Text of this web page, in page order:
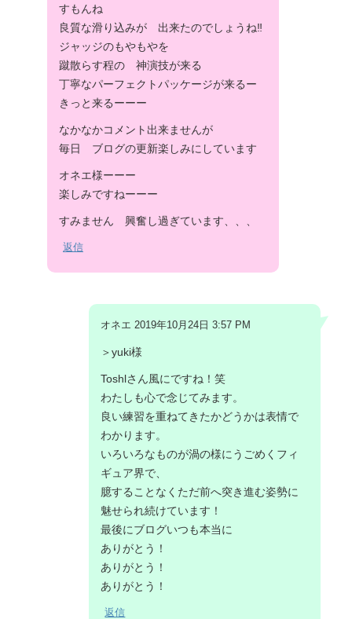
すもんね
良質な滑り込みが 出来たのでしょうね‼︎
ジャッジのもやもやを
蹴散らす程の 神演技が来る
丁寧なパーフェクトパッケージが来るー
きっと来るーーー
なかなかコメント出来ませんが
毎日 ブログの更新楽しみにしています
オネエ様ーーー
楽しみですねーーー
すみません 興奮し過ぎています、、、
返信
オネエ 2019年10月24日 3:57 PM
＞yuki様
Toshlさん風にですね！笑
わたしも心で念じてみます。
良い練習を重ねてきたかどうかは表情で
わかります。
いろいろなものが渦の様にうごめくフィ
ギュア界で、
臆することなくただ前へ突き進む姿勢に
魅せられ続けています！
最後にブログいつも本当に
ありがとう！
ありがとう！
ありがとう！
返信